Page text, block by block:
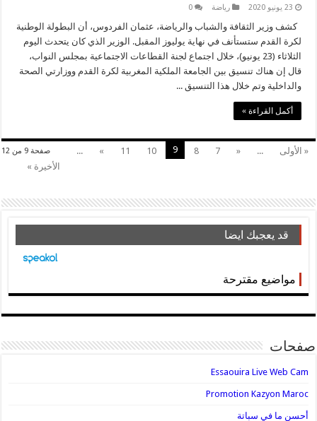
23 يونيو 2020 رياضة 0
كشف وزير الثقافة والشباب والرياضة، عثمان الفردوس، أن البطولة الوطنية
لكرة القدم ستستأنف في نهاية يوليوز المقبل. الوزير الذي كان يتحدث اليوم
الثلاثاء (23 يونيو)، خلال اجتماع لجنة القطاعات الاجتماعية بمجلس النواب،
قال إن هناك تنسيق بين الجامعة الملكية المغربية لكرة القدم ووزارتي الصحة
والداخلية وتم خلال هذا التنسيق ...
أكمل القراءة »
صفحة 9 من 12 « الأولى ...
«
7
8
9
10
11
»
...
الأخيرة »
قد يعجبك ايضا
مواضيع مقترحة
صفحات
Essaouira Live Web Cam
Promotion Kazyon Maroc
أحسن ما في سباتة